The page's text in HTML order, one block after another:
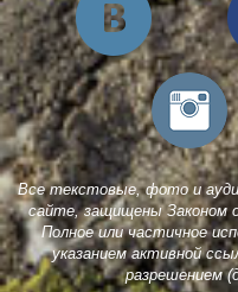
Все текстовые, фото и
сайте, защищены Законом
Полное или частичное
указанием активной
разрешением